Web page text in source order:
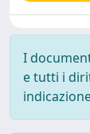
I
e tutti i